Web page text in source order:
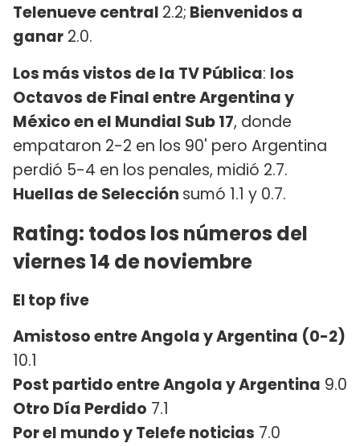
Telenueve central 2.2; Bienvenidos a
ganar 2.0.
Los más vistos de la TV Pública: los
Octavos de Final entre Argentina y
México en el Mundial Sub 17, donde
empataron 2-2 en los 90' pero Argentina
perdió 5-4 en los penales, midió 2.7.
Huellas de Selección sumó 1.1 y 0.7.
Rating: todos los números del
viernes 14 de noviembre
El top five
Amistoso entre Angola y Argentina (0-2)
10.1
Post partido entre Angola y Argentina 9.0
Otro Día Perdido 7.1
Por el mundo y Telefe noticias 7.0